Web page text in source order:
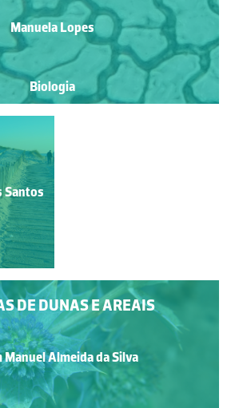
Manuela Lopes
Biologia
DE DUNAS E AREAIS
Manuel Almeida da Silva
Santos